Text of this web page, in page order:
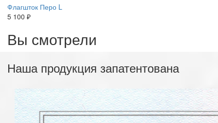
Флагшток Перо L
5 100 ₽
Вы смотрели
Наша продукция запатентована